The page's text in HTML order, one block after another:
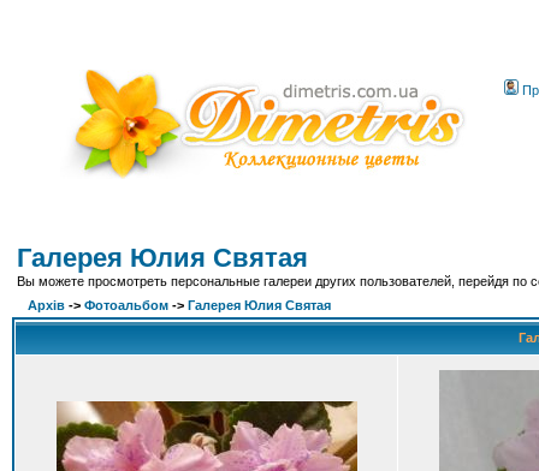
Галерея Юлия Святая
Вы можете просмотреть персональные галереи других пользователей, перейдя по
Архів -> Фотоальбом -> Галерея Юлия Святая